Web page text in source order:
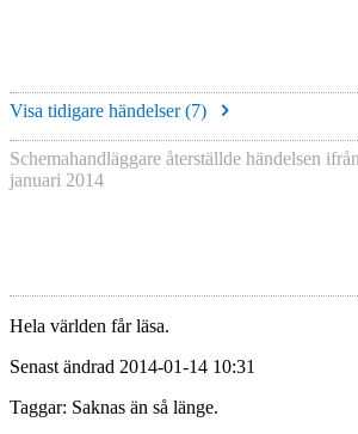
Visa tidigare händelser (7)
Schemahandläggare återställde händelsen
januari 2014
Hela världen får läsa.
Senast ändrad 2014-01-14 10:31
Taggar: Saknas än så länge.